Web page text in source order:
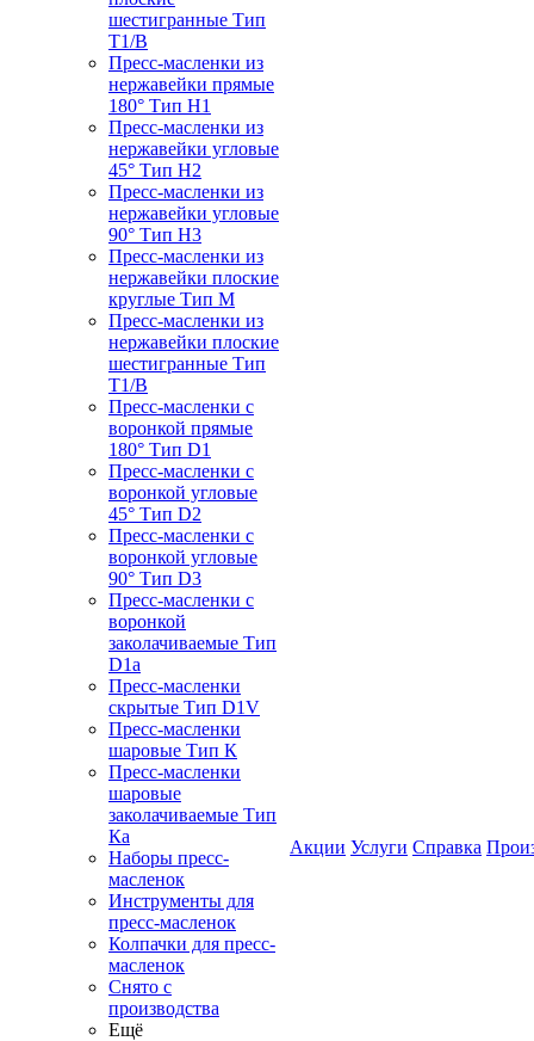
шестигранные Тип
T1/B
Пресс-масленки из
нержавейки прямые
180° Тип H1
Пресс-масленки из
нержавейки угловые
45° Тип H2
Пресс-масленки из
нержавейки угловые
90° Тип H3
Пресс-масленки из
нержавейки плоские
круглые Тип M
Пресс-масленки из
нержавейки плоские
шестигранные Тип
T1/B
Пресс-масленки с
воронкой прямые
180° Тип D1
Пресс-масленки с
воронкой угловые
45° Тип D2
Пресс-масленки с
воронкой угловые
90° Тип D3
Пресс-масленки с
воронкой
заколачиваемые Тип
D1a
Пресс-масленки
скрытые Тип D1V
Пресс-масленки
шаровые Тип К
Пресс-масленки
шаровые
заколачиваемые Тип
Кa
Наборы пресс-
масленок
Инструменты для
пресс-масленок
Колпачки для пресс-
масленок
Снято с
производства
Ещё
Акции Услуги Справка